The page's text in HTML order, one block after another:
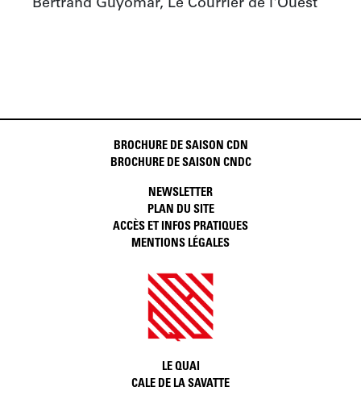
Bertrand Guyomar, Le Courrier de l'Ouest
BROCHURE DE SAISON CDN
BROCHURE DE SAISON CNDC
NEWSLETTER
PLAN DU SITE
ACCÈS ET INFOS PRATIQUES
MENTIONS LÉGALES
LE QUAI
CALE DE LA SAVATTE